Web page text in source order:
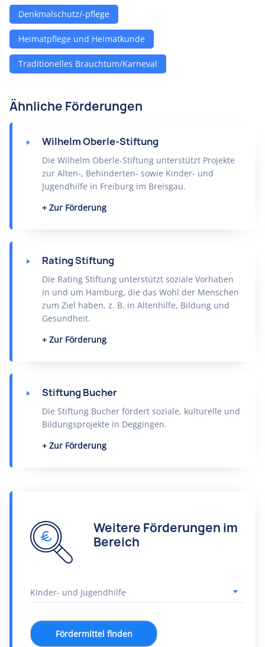
Denkmalschutz/-pflege
Heimatpflege und Heimatkunde
Traditionelles Brauchtum/Karneval
Ähnliche Förderungen
Wilhelm Oberle-Stiftung
Die Wilhelm Oberle-Stiftung unterstützt Projekte
zur Alten-, Behinderten- sowie Kinder- und
Jugendhilfe in Freiburg im Breisgau.
Zur Förderung
Rating Stiftung
Die Rating Stiftung unterstützt soziale Vorhaben
in und um Hamburg, die das Wohl der Menschen
zum Ziel haben, z. B. in Altenhilfe, Bildung und
Gesundheit.
Zur Förderung
Stiftung Bucher
Die Stiftung Bucher fördert soziale, kulturelle und
Bildungsprojekte in Deggingen.
Zur Förderung
Weitere Förderungen im
Bereich
Fördermittel finden